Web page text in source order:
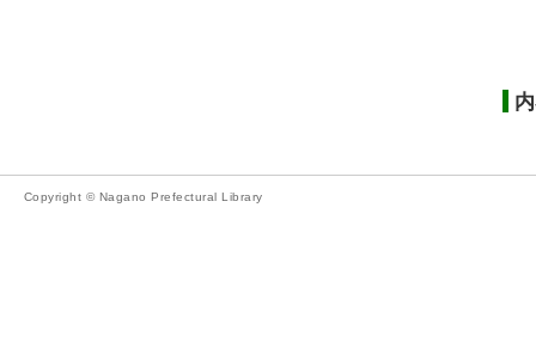
Copyright © Nagano Prefectural Library